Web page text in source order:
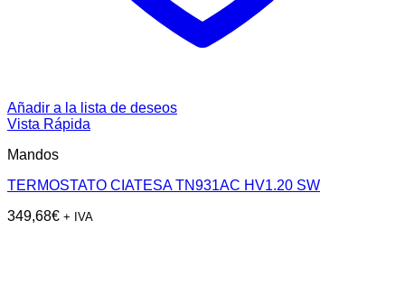
Añadir a la lista de deseos
Vista Rápida
Mandos
TERMOSTATO CIATESA TN931AC HV1.20 SW
349,68€ + IVA